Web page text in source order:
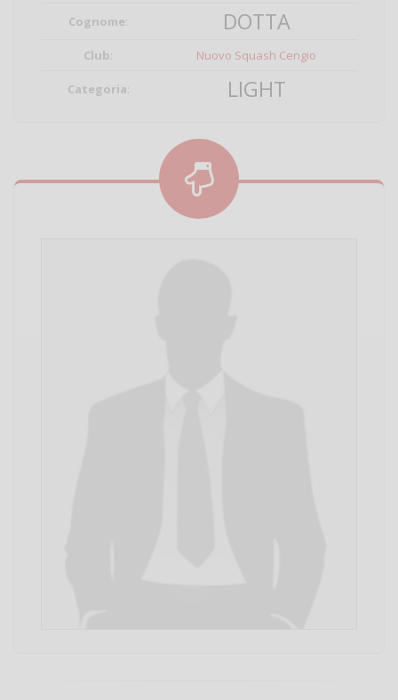
Cognome: DOTTA
Club: Nuovo Squash Cengio
Categoria: LIGHT